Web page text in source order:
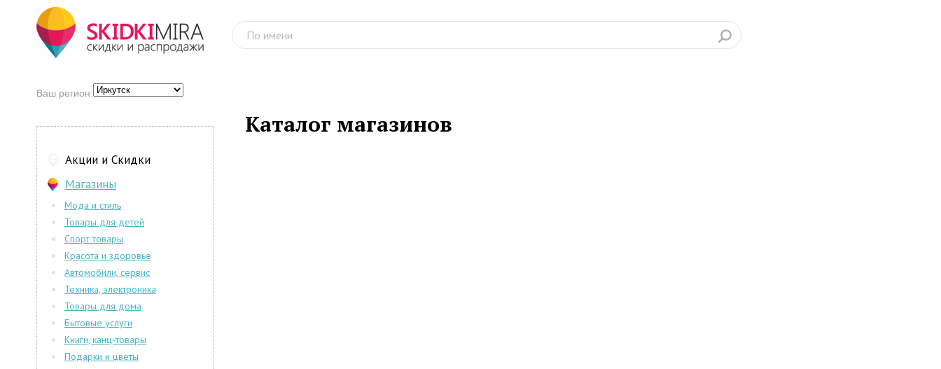
Каталог магазинов
Ваш регион:
Акции и Скидки
Магазины
Мода и стиль
Товары для детей
Спорт товары
Красота и здоровье
Автомобили, сервис
Техника, электроника
Товары для дома
Бытовые услуги
Книги, канц-товары
Подарки и цветы